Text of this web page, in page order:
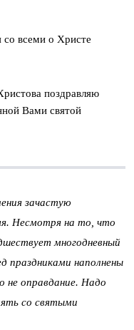
всеми о Христе
поздравляю
Вами святой
зачастую
Несмотря на то, что
многодневный
праздниками наполнены
оправдание. Надо
со святыми